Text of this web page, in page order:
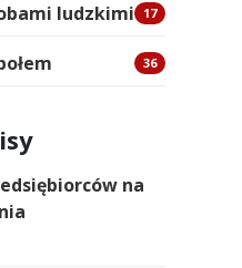
ludzkimi 17
36
na